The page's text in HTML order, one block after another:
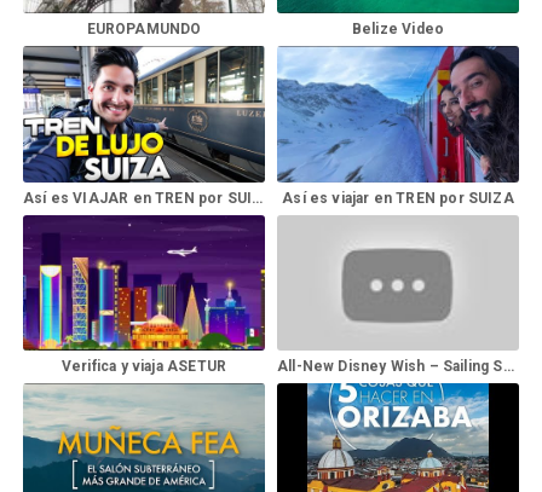
EUROPAMUNDO Belize Video
Así es VIAJAR en TREN por SUIZA | NO LO VAS A CREER - Gabriel Herrera Así es viajar en TREN por SUIZA
Verifica y viaja ASETUR All-New Disney Wish – Sailing Summer 2022 | Disney Cruise Line